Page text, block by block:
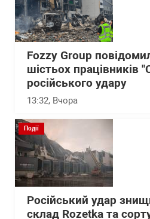
Fozzy Group
шістьох працівників
російського удару
13:32, Вчора
Події
Російський удар
склад Rozetka та